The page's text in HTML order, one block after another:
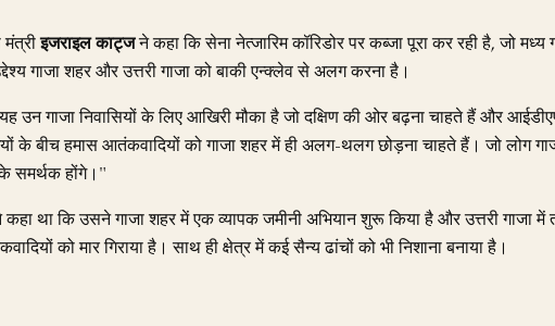
मंत्रीइजराइल काट्जने कहा कि सेना नेत्जारिम कॉरिडोर पर कब्जा पूरा कर रही है, जो मध्य
गाजा शहर और उत्तरी गाजा को बाकी एन्क्लेव से अलग करना है।
उन गाजा निवासियों के लिए आखिरी मौका है जो दक्षिण की ओर बढ़ना चाहते हैं और
के बीच हमास आतंकवादियों को गाजा शहर में ही अलग-थलग छोड़ना चाहते हैं। जो लोग
होंगे।"
था कि उसने गाजा शहर में एक व्यापक जमीनी अभियान शुरू किया है और उत्तरी गाजा में
को मार गिराया है। साथ ही क्षेत्र में कई सैन्य ढांचों को भी निशाना बनाया है।